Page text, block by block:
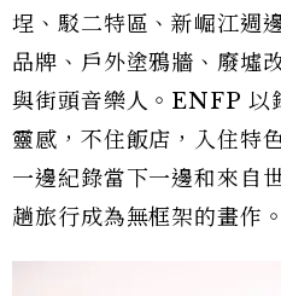
埕、駁二特區、新崛江週
品牌、戶外塗鴉牆、廢墟
與街頭音樂人。ENFP 以
靈感，不住飯店，入住特
一邊紀錄當下一邊和來自
趟旅行成為無框架的畫作。